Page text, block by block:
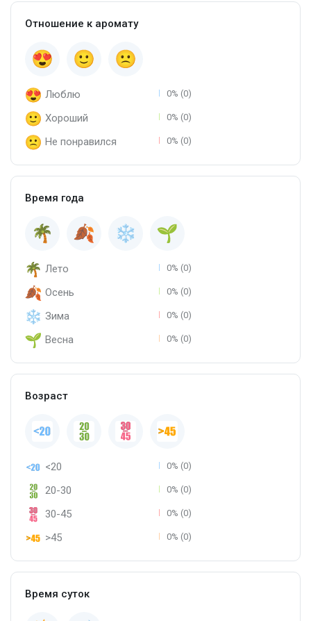
Отношение к аромату
Люблю 0% (0)
Хороший 0% (0)
Не понравился 0% (0)
Время года
Лето 0% (0)
Осень 0% (0)
Зима 0% (0)
Весна 0% (0)
Возраст
<20 0% (0)
20-30 0% (0)
30-45 0% (0)
>45 0% (0)
Время суток